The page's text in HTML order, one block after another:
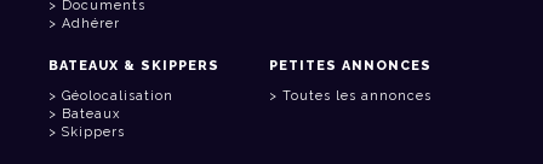
Documents
Adhérer
BATEAUX & SKIPPERS
Géolocalisation
Bateaux
Skippers
PETITES ANNONCES
Toutes les annonces